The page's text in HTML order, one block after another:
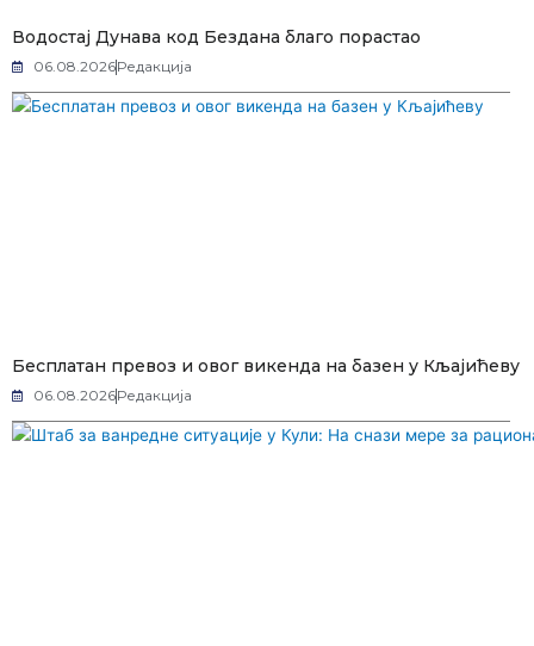
Водостај Дунава код Бездана благо порастао
06.08.2026Редакција
Бесплатан превоз и овог викенда на базен у Кљајићеву
06.08.2026Редакција